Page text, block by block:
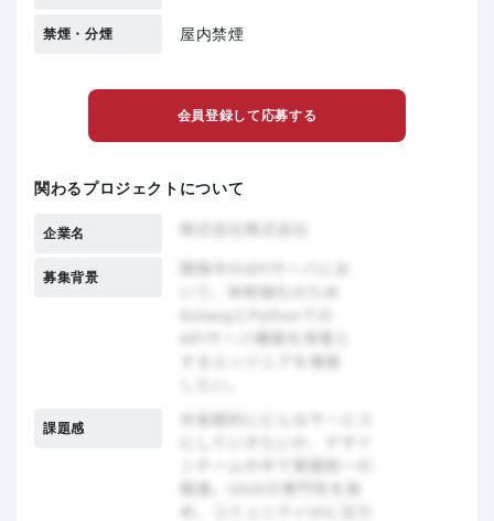
禁煙・分煙 屋内禁煙
会員登録して応募する
関わるプロジェクトについて
企業名
募集背景
課題感